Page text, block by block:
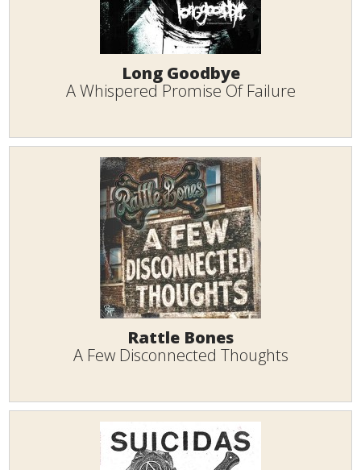
Long Goodbye
A Whispered Promise Of Failure
Rattle Bones
A Few Disconnected Thoughts